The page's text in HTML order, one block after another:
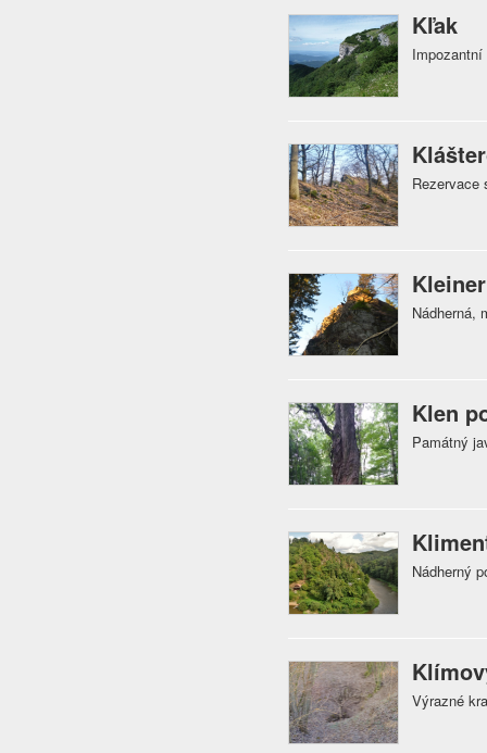
Kľak
Rezervace
Nádherná,
Klen
Památný
Nádherný
Výrazné